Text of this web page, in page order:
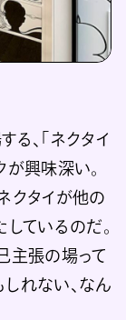
、「ネクタイ
が興味深い。
クタイが他の
ているのだ。
主張の場って
れない、なん